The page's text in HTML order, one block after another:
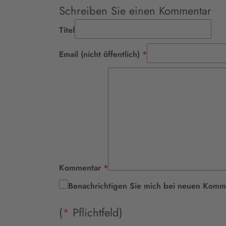
Schreiben Sie einen Kommentar
Titel
Email (nicht öffentlich) *
Kommentar *Pflichtfeld
Benachrichtigen Sie mich bei neuen
(* Pflichtfeld)